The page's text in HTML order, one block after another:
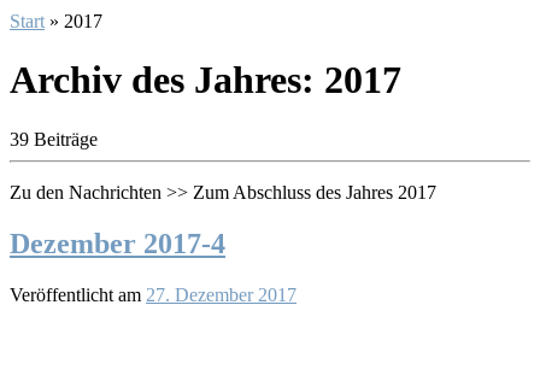
Start » 2017
Archiv des Jahres: 2017
39 Beiträge
Zu den Nachrichten >> Zum Abschluss des Jahres 2017
Dezember 2017-4
Veröffentlicht am 27. Dezember 2017